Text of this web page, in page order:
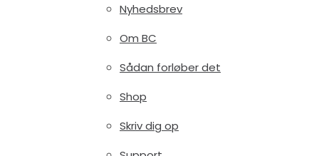
Nyhedsbrev
Om BC
Sådan forløber det
Shop
Skriv dig op